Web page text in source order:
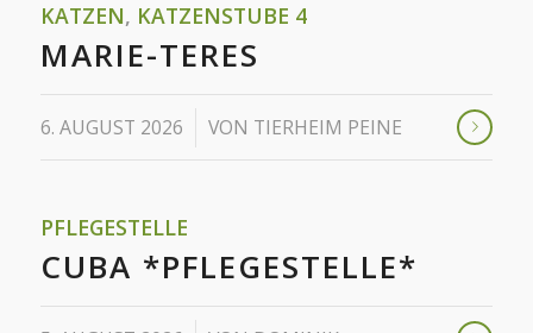
KATZEN, KATZENSTUBE 4
MARIE-TERES
6. AUGUST 2026
/ VON TIERHEIM PEINE
PFLEGESTELLE
CUBA *PFLEGESTELLE*